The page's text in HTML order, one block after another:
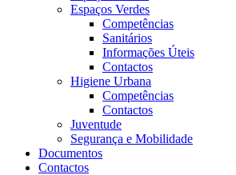
Espaços Verdes
Competências
Sanitários
Informações Úteis
Contactos
Higiene Urbana
Competências
Contactos
Juventude
Segurança e Mobilidade
Documentos
Contactos